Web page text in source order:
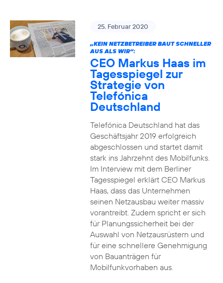
25. Februar 2020
„KEIN NETZBETREIBER BAUT SCHNELLER
AUS ALS WIR“:
CEO Markus Haas im
Tagesspiegel zur
Strategie von
Telefónica
Deutschland
Telefónica Deutschland hat das
Geschäftsjahr 2019 erfolgreich
abgeschlossen und startet damit
stark ins Jahrzehnt des Mobilfunks.
Im Interview mit dem Berliner
Tagesspiegel erklärt CEO Markus
Haas, dass das Unternehmen
seinen Netzausbau weiter massiv
vorantreibt. Zudem spricht er sich
für Planungssicherheit bei der
Auswahl von Netzausrüstern und
für eine schnellere Genehmigung
von Bauanträgen für
Mobilfunkvorhaben aus.